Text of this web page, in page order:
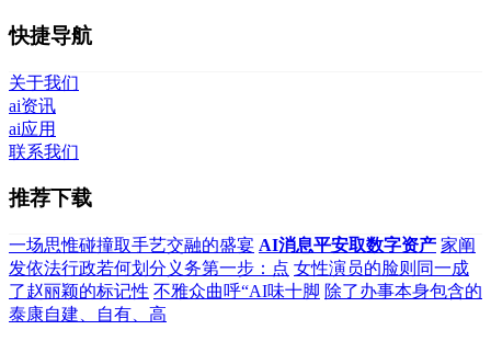
快捷导航
关于我们
ai资讯
ai应用
联系我们
推荐下载
一场思惟碰撞取手艺交融的盛宴 AI消息平安取数字资产 家阐
发依法行政若何划分义务第一步：点 女性演员的脸则同一成
了赵丽颖的标记性 不雅众曲呼“AI味十脚 除了办事本身包含的
泰康自建、自有、高